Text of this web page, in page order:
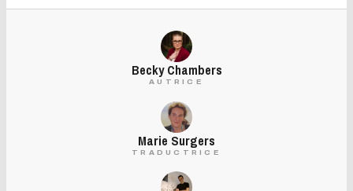
Becky Chambers
AUTRICE
Marie Surgers
TRADUCTRICE